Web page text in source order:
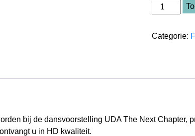
UDA
The
Chapter
aantal
Categorie:
bij de dansvoorstelling UDA The Next Chapter,
u in HD kwaliteit.